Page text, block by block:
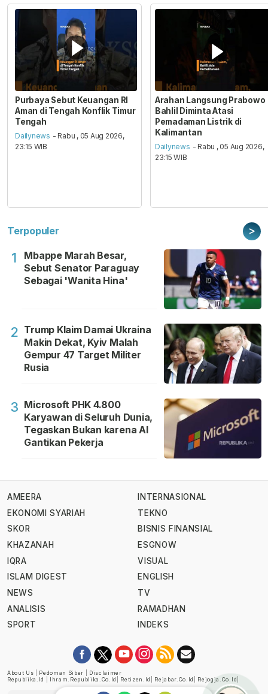
Purbaya Sebut Keuangan RI
Aman di Tengah Konflik Timur
Tengah
Dailynews - Rabu , 05 Aug 2026,
23:15 WIB
Arahan Langsung Prabowo
Bahlil Diminta Atasi
Pemadaman Listrik di
Kalimantan
Dailynews - Rabu , 05 Aug 2026,
23:15 WIB
Terpopuler >
1
Mbappe Marah Besar,
Sebut Senator Paraguay
Sebagai 'Wanita Hina'
2 Trump Klaim Damai Ukraina
Makin Dekat, Kyiv Malah
Gempur 47 Target Militer
Rusia
3 Microsoft PHK 4.800
Karyawan di Seluruh Dunia,
Tegaskan Bukan karena AI
Gantikan Pekerja
AMEERA
EKONOMI SYARIAH
SKOR
KHAZANAH
IQRA
ISLAM DIGEST
NEWS
ANALISIS
SPORT
INTERNASIONAL
TEKNO
BISNIS FINANSIAL
ESGNOW
VISUAL
ENGLISH
TV
RAMADHAN
INDEKS
About Us Pedoman Siber
Disclaimer
Republika.id
Ihram.republika.co.id Retizen.id Rejabar.co.id Rejogja.co.id